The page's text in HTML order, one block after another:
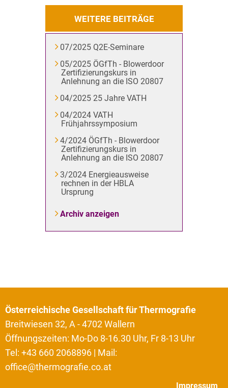
WEITERE BEITRÄGE
07/2025 Q2E-Seminare
05/2025 ÖGfTh - Blowerdoor
Zertifizierungskurs in
Anlehnung an die ISO 20807
04/2025 25 Jahre VATH
04/2024 VATH
Frühjahrssymposium
4/2024 ÖGfTh - Blowerdoor
Zertifizierungskurs in
Anlehnung an die ISO 20807
3/2024 Energieausweise
rechnen in der HBLA
Ursprung
Archiv anzeigen
Österreichische Gesellschaft für Thermografie
Breitwiesen 32, A - 4702 Wallern
Öffnungszeiten: Mo-Do 8-16.30 Uhr, Fr 8-13 Uhr
Tel: +43 660 2068896 | Mail:
office@thermografie.co.at
Impressum